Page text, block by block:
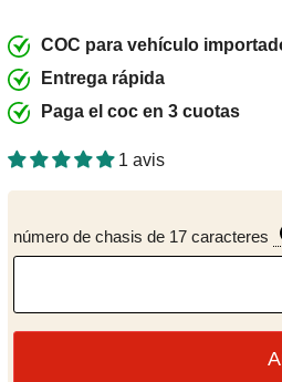
COC para vehículo
Entrega rápida
Paga el coc en 3 cuotas
1 avis
número de chasis de 17 caracteres